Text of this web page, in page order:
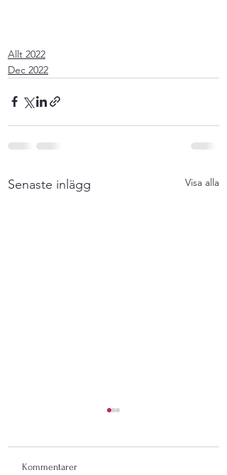
Allt 2022
Dec 2022
Senaste inlägg Visa alla
Kommentarer